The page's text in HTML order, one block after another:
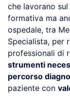
che lavorano
formativa ma
ospedale, tra
Specialista, per
professionali di
strumenti
percorso
paziente con